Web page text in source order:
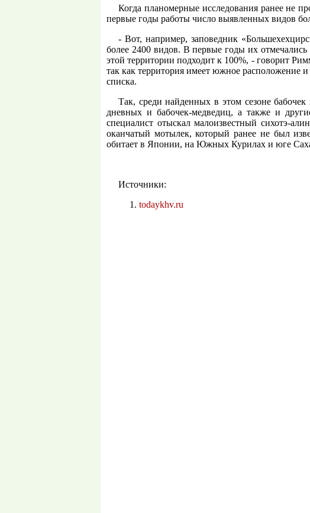
Когда планомерные исследования ранее не
первые годы работы число выявленных видов
- Вот, например, заповедник
более 2400 видов. В первые годы их
этой территории подходит к 100%, - говорит
так как территория имеет южное расположение
списка.
Так, среди найденных в этом сезоне
дневных и бабочек-медведиц, а также и
специалист отыскал малоизвестный сихотэ-
оканчатый мотылек, который ранее не был
обитает в Японии, на Южных Курилах и юге
Источники:
todaykhv.ru